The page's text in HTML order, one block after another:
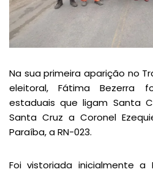
Na sua primeira aparição no
eleitoral, Fátima Bezerra
estaduais que ligam Santa
Santa Cruz a Coronel
Paraíba, a RN-023.
Foi vistoriada inicialmente a